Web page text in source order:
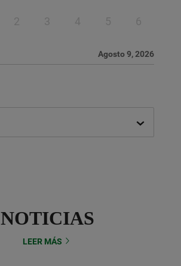
2 3 4 5 6
Agosto 9, 2026
NOTICIAS
LEER MÁS